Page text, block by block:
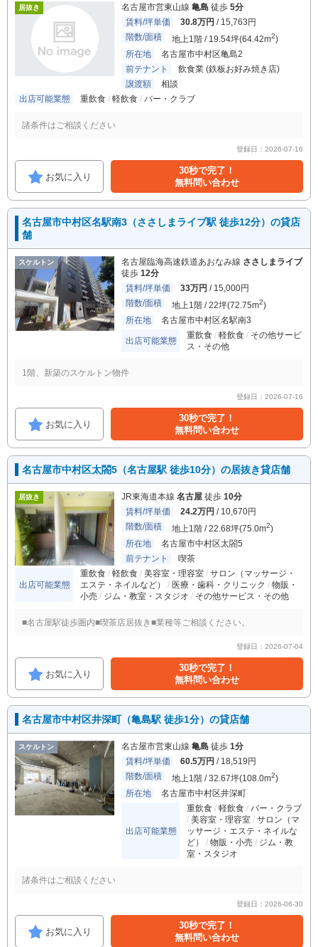
居抜き 名古屋市営東山線 亀島 徒歩 5分
賃料/坪単価
30.8万円 / 15,763円
階数/面積
地上1階 / 19.54坪(64.42m2)
所在地
名古屋市中村区亀島2
前テナント
飲食業 (鉄板お好み焼き店)
譲渡額
相談
出店可能業態
重飲食 軽飲食 バー・クラブ
諸条件はご相談ください
登録日：2026-07-16
お気に入り
30秒で完了！
無料問い合わせ
名古屋市中村区名駅南3（ささしまライブ駅 徒歩12分）の貸店
舗
スケルトン 名古屋臨海高速鉄道あおなみ線 ささしまライブ
徒歩 12分
賃料/坪単価
33万円 / 15,000円
階数/面積
地上1階 / 22坪(72.75m2)
所在地
名古屋市中村区名駅南3
出店可能業態
重飲食 軽飲食
その他サービ
ス・その他
1階、新築のスケルトン物件
登録日：2026-07-16
お気に入り
30秒で完了！
無料問い合わせ
名古屋市中村区太閤5（名古屋駅 徒歩10分）の居抜き貸店舗
居抜き JR東海道本線 名古屋 徒歩 10分
賃料/坪単価
24.2万円 / 10,670円
階数/面積
地上1階 / 22.68坪(75.0m2)
所在地
名古屋市中村区太閤5
前テナント
喫茶
出店可能業態
重飲食 軽飲食 美容室・理容室
サロン（マッサージ・
エステ・ネイルなど）
医療・歯科・クリニック
物販・
小売
ジム・教室・スタジオ その他サービス・その他
■名古屋駅徒歩圏内■喫茶店居抜き■業種等ご相談ください。
登録日：2026-07-04
お気に入り
30秒で完了！
無料問い合わせ
名古屋市中村区井深町（亀島駅 徒歩1分）の貸店舗
スケルトン 名古屋市営東山線 亀島 徒歩 1分
賃料/坪単価
60.5万円 / 18,519円
階数/面積
地上1階 / 32.67坪(108.0m2)
所在地
名古屋市中村区井深町
出店可能業態
重飲食 軽飲食
バー・クラブ
美容室・理容室
サロン（マ
ッサージ・エステ・ネイルな
ど）
物販・小売
ジム・教
室・スタジオ
諸条件はご相談ください
登録日：2026-06-30
お気に入り
30秒で完了！
無料問い合わせ